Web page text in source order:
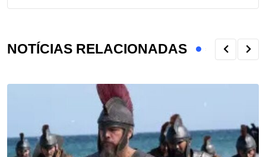
NOTÍCIAS RELACIONADAS